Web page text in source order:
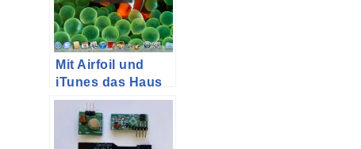
Mit Airfoil und
iTunes das Haus
beschallen